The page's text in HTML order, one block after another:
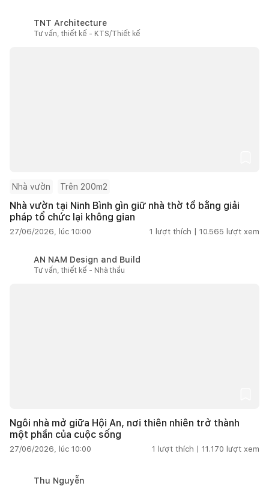
TNT Architecture
Tư vấn, thiết kế - KTS/Thiết kế
Nhà vườn Trên 200m2
Nhà vườn tại Ninh Bình gìn giữ nhà thờ tổ bằng giải
pháp tổ chức lại không gian
27/06/2026, lúc 10:00 1 lượt thích | 10.565 lượt xem
AN NAM Design and Build
Tư vấn, thiết kế - Nhà thầu
Ngôi nhà mở giữa Hội An, nơi thiên nhiên trở thành
một phần của cuộc sống
27/06/2026, lúc 10:00 1 lượt thích | 11.170 lượt xem
Thu Nguyễn